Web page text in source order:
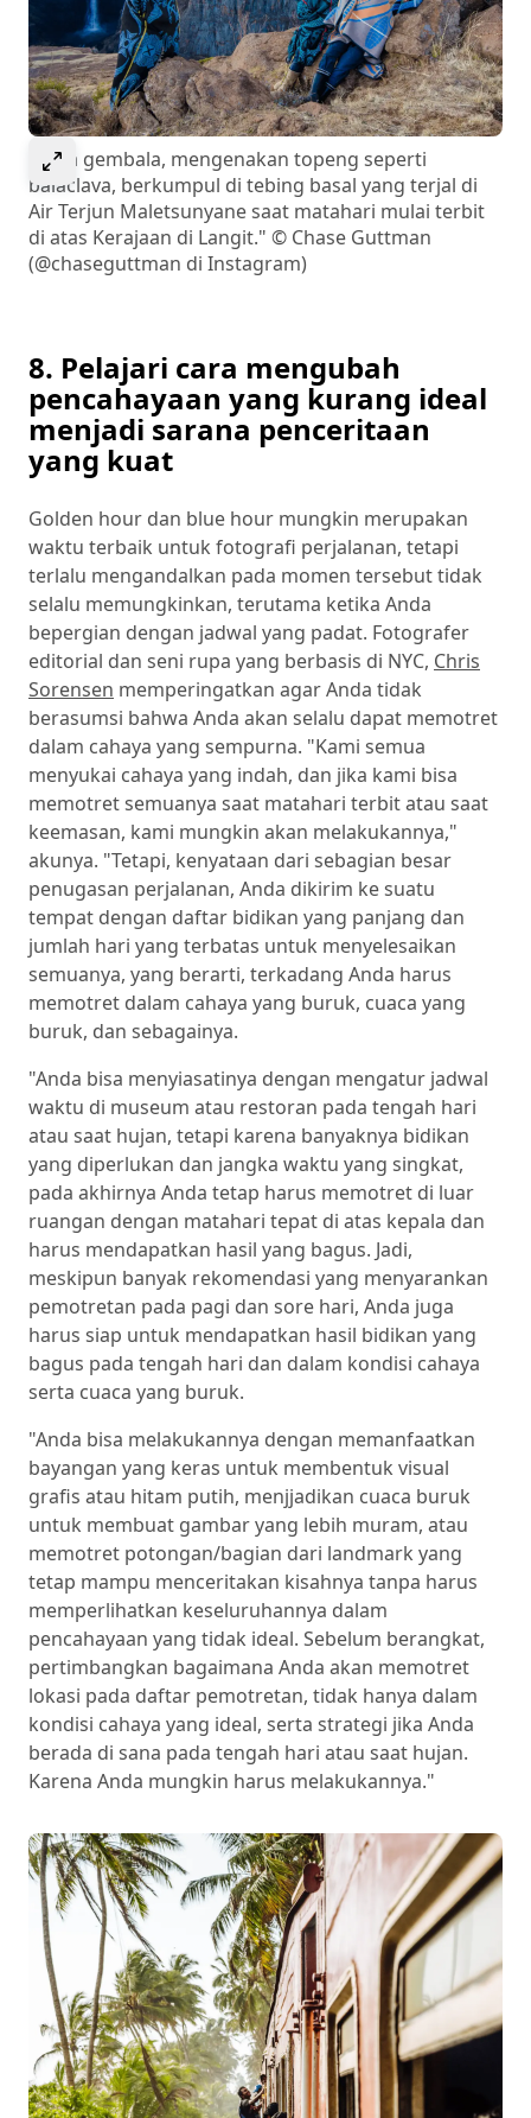
Select to expand image
"Para gembala, mengenakan topeng seperti
balaclava, berkumpul di tebing basal yang terjal di
Air Terjun Maletsunyane saat matahari mulai terbit
di atas Kerajaan di Langit." © Chase Guttman
(@chaseguttman di Instagram)
8. Pelajari cara mengubah
pencahayaan yang kurang ideal
menjadi sarana penceritaan
yang kuat
Golden hour dan blue hour mungkin merupakan
waktu terbaik untuk fotografi perjalanan, tetapi
terlalu mengandalkan pada momen tersebut tidak
selalu memungkinkan, terutama ketika Anda
bepergian dengan jadwal yang padat. Fotografer
editorial dan seni rupa yang berbasis di NYC, Chris
Sorensen memperingatkan agar Anda tidak
berasumsi bahwa Anda akan selalu dapat memotret
dalam cahaya yang sempurna. "Kami semua
menyukai cahaya yang indah, dan jika kami bisa
memotret semuanya saat matahari terbit atau saat
keemasan, kami mungkin akan melakukannya,"
akunya. "Tetapi, kenyataan dari sebagian besar
penugasan perjalanan, Anda dikirim ke suatu
tempat dengan daftar bidikan yang panjang dan
jumlah hari yang terbatas untuk menyelesaikan
semuanya, yang berarti, terkadang Anda harus
memotret dalam cahaya yang buruk, cuaca yang
buruk, dan sebagainya.
"Anda bisa menyiasatinya dengan mengatur jadwal
waktu di museum atau restoran pada tengah hari
atau saat hujan, tetapi karena banyaknya bidikan
yang diperlukan dan jangka waktu yang singkat,
pada akhirnya Anda tetap harus memotret di luar
ruangan dengan matahari tepat di atas kepala dan
harus mendapatkan hasil yang bagus. Jadi,
meskipun banyak rekomendasi yang menyarankan
pemotretan pada pagi dan sore hari, Anda juga
harus siap untuk mendapatkan hasil bidikan yang
bagus pada tengah hari dan dalam kondisi cahaya
serta cuaca yang buruk.
"Anda bisa melakukannya dengan memanfaatkan
bayangan yang keras untuk membentuk visual
grafis atau hitam putih, menjjadikan cuaca buruk
untuk membuat gambar yang lebih muram, atau
memotret potongan/bagian dari landmark yang
tetap mampu menceritakan kisahnya tanpa harus
memperlihatkan keseluruhannya dalam
pencahayaan yang tidak ideal. Sebelum berangkat,
pertimbangkan bagaimana Anda akan memotret
lokasi pada daftar pemotretan, tidak hanya dalam
kondisi cahaya yang ideal, serta strategi jika Anda
berada di sana pada tengah hari atau saat hujan.
Karena Anda mungkin harus melakukannya."